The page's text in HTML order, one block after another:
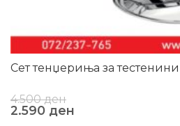
Сет тенџериња за
4.500ден
2.590 ден